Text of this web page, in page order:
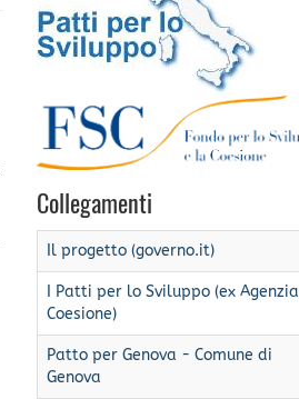
Collegamenti
Il progetto (governo.it)
I Patti per lo Sviluppo (ex Agenzia
Coesione)
Patto per Genova - Comune di
Genova